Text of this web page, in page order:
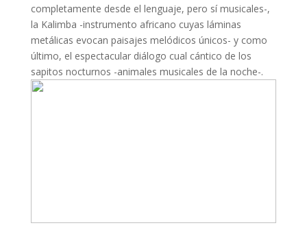
completamente desde el lenguaje, pero sí musicales-,
la Kalimba -instrumento africano cuyas láminas
metálicas evocan paisajes melódicos únicos- y como
último, el espectacular diálogo cual cántico de los
sapitos nocturnos -animales musicales de la noche-.